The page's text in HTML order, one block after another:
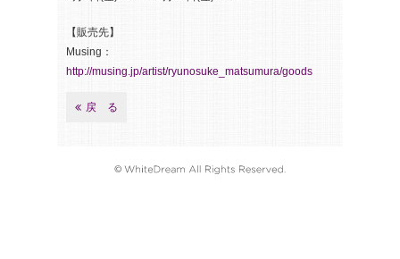
【販売先】
Musing：
http://musing.jp/artist/ryunosuke_matsumura/goods
戻 る